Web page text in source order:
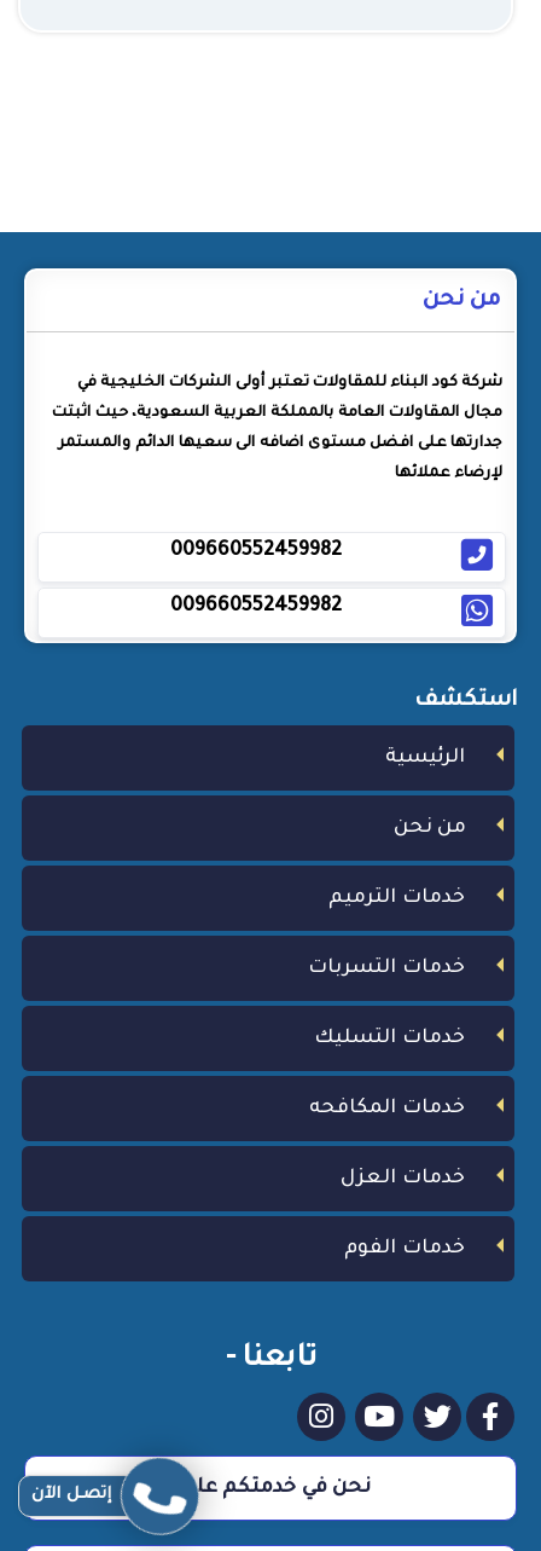
من نحن
شركة كود البناء للمقاولات تعتبر أولى الشركات الخليجية في
مجال المقاولات العامة بالمملكة العربية السعودية، حيث اثبتت
جدارتها على افضل مستوى اضافه الى سعيها الدائم والمستمر
لإرضاء عملائها
009660552459982
009660552459982
استكشف
الرئيسية
من نحن
خدمات الترميم
خدمات التسربات
خدمات التسليك
خدمات المكافحه
خدمات العزل
خدمات الفوم
تابعنا -
نحن في خدمتكم علي مدار 24 ساعة إتصـل الآن